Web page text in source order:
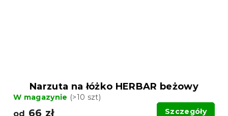
Narzuta na łóżko HERBAR beżowy
W magazynie (>10 szt)
od 66 zł Szczegóły